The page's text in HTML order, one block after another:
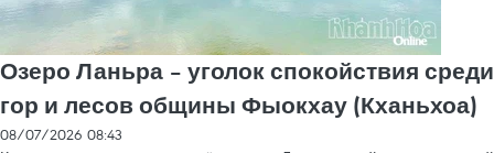
Озеро Ланьра – уголок спокойствия среди
гор и лесов общины Фыокхау (Кханьхоа)
08/07/2026 08:43